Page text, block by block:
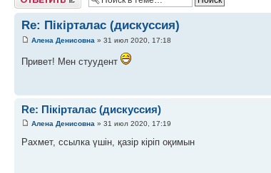
Re: Пікірталас (дискуссия)
Алена Денисовна » 31 июл 2020, 17:18
Привет! Мен стуудент
Re: Пікірталас (дискуссия)
Алена Денисовна » 31 июл 2020, 17:19
Рахмет, ссылка үшін, қазір кіріп оқимын